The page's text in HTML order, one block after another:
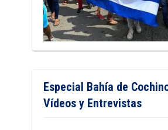
Especial Bahía de
Vídeos y Entrevistas